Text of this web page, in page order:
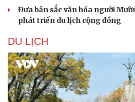
Đưa bản sắc văn hóa người
phát triển du lịch cộng đồng
DU LỊCH